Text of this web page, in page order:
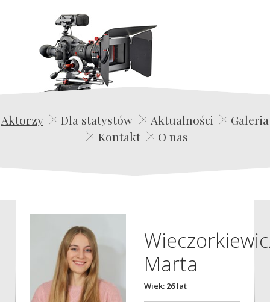
Edwin Film Agencja Aktorska
Aktorzy Dla statystów Aktualności
Galeria
Kontakt
O nas
Marta
Wiek: 26 lat